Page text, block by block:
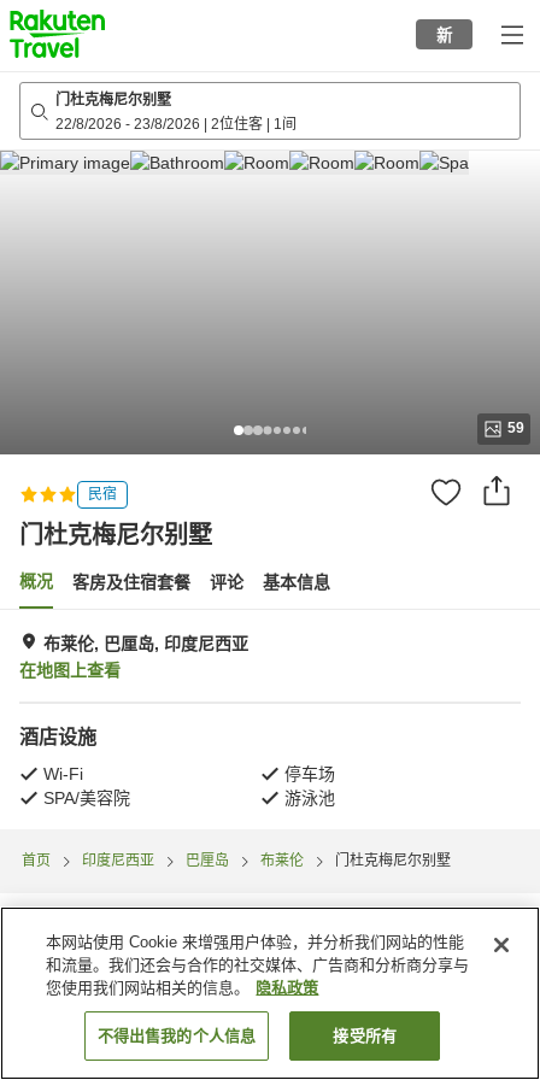
to
top
page
新
门杜克梅尼尔别墅
22/8/2026 - 23/8/2026 2位住客 1间
59
民宿
门杜克梅尼尔别墅
概况 客房及住宿套餐 评论 基本信息
布莱伦, 巴厘岛, 印度尼西亚
在地图上查看
酒店设施
Wi-Fi
停车场
SPA/美容院
游泳池
首页 印度尼西亚 巴厘岛 布莱伦 门杜克梅尼尔别墅
搜索客房
本网站使用 Cookie 来增强用户体验，并分析我们网站的性能
和流量。我们还会与合作的社交媒体、广告商和分析商分享与
您使用我们网站相关的信息。
隐私政策
不得出售我的个人信息 接受所有